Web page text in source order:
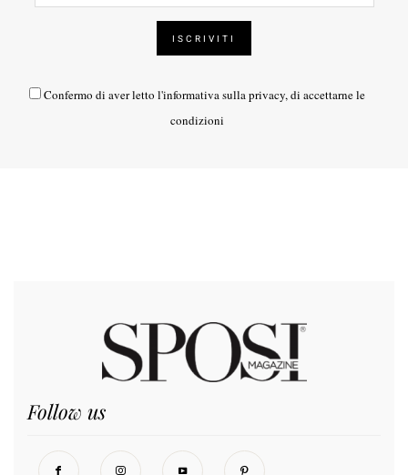
Confermo di aver letto l'informativa sulla privacy, di accettarne le
condizioni
Follow us